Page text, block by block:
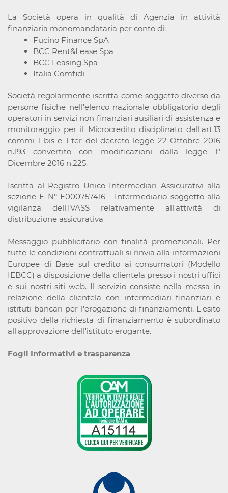
La Società opera in qualità di Agenzia in attività
finanziaria monomandataria per conto di:
Fucino Finance SpA
BCC Rent&Lease Spa
BCC Leasing Spa
Italia Comfidi
Società regolarmente iscritta come soggetto diverso da
persone fisiche nell'elenco nazionale obbligatorio degli
operatori in servizi non finanziari ausiliari di assistenza e
monitoraggio per il Microcredito disciplinato dall'art.13
commi 1-bis e 1-ter del decreto legge 22 Ottobre 2016
n.193 convertito con modificazioni dalla legge 1°
Dicembre 2016 n.225.
Iscritta al Registro Unico Intermediari Assicurativi alla
sezione E N° E000757416 - Intermediario soggetto alla
vigilanza dell'IVASS relativamente all'attività di
distribuzione assicurativa
Messaggio pubblicitario con finalità promozionali. Per
tutte le condizioni contrattuali si rinvia alla informazioni
Europee di Base sul credito ai consumatori (Modello
IEBCC) a disposizione della clientela presso i nostri uffici
e sui nostri siti web. Il servizio consiste nella messa in
relazione della clientela con intermediari finanziari e
istituti bancari per l'erogazione di finanziamenti. L'esito
positivo della richiesta di finanziamento è subordinato
all'approvazione dell'istituto erogante.
Fogli Informativi e trasparenza